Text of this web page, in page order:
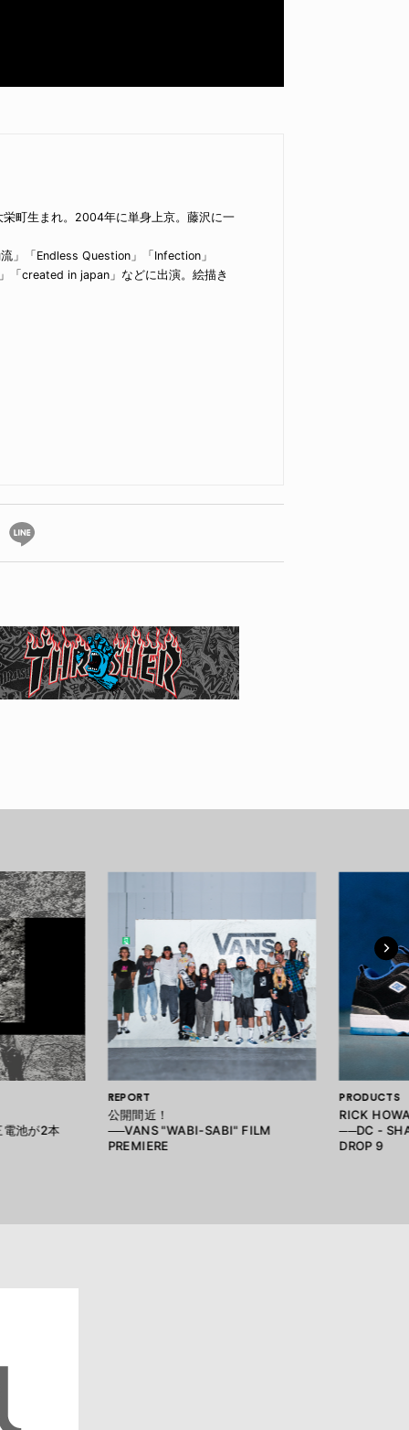
町生まれ。2004年に単身上京。藤沢に一
」「Endless Question」「Infection」
「created in japan」などに出演。絵描き
池が2本
REPORT
公開間近！
──VANS "WABI-SABI" FILM
PREMIERE
PRODUCTS
RICK
──DC -
DROP 9